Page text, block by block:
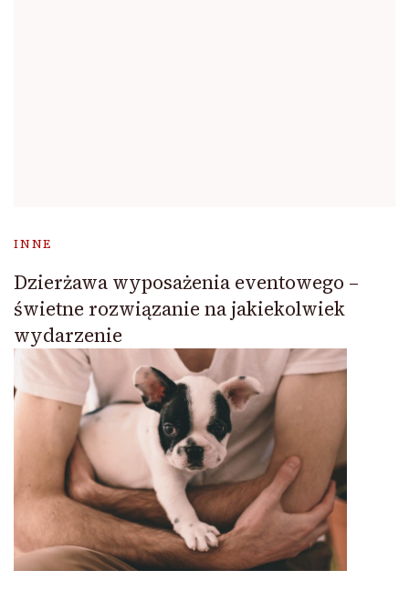
INNE
Dzierżawa wyposażenia eventowego –
świetne rozwiązanie na jakiekolwiek
wydarzenie